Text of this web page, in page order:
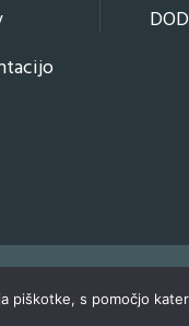
piškotke, s pomočjo